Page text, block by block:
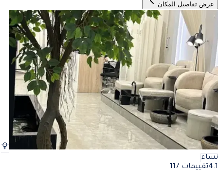
عرض تفاصيل المكان
نساء
4.1تقييمات 117